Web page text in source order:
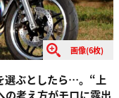
画像(6枚)
選ぶとしたら…。“上
考え方がモロに露出